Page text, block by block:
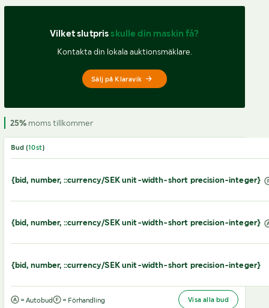
Vilket slutpris skulle din maskin få?
Kontakta din lokala auktionsmäklare.
Sälj på Klaravik
25%moms tillkommer
Bud (10st)
{bid, number, ::currency/SEK unit-width-short precision-integer}
{bid, number, ::currency/SEK unit-width-short precision-integer}
{bid, number, ::currency/SEK unit-width-short precision-integer}
= Autobud = Förhandling Visa alla bud